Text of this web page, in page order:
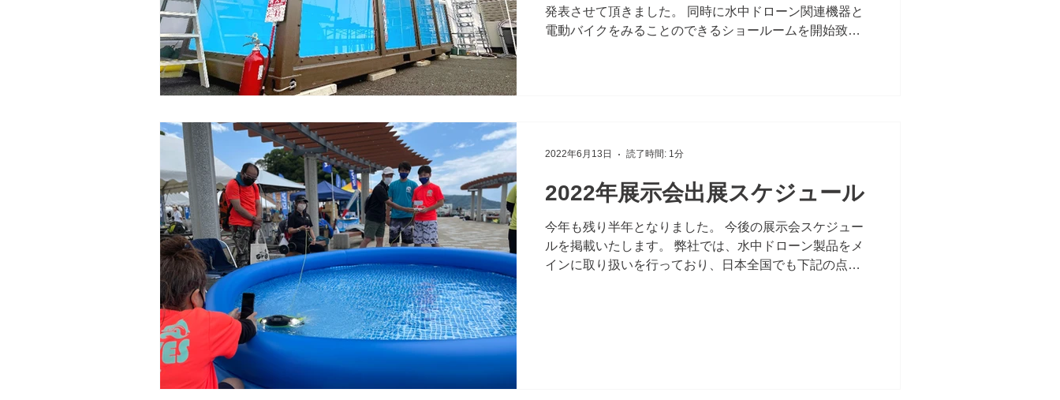
発表させて頂きました。 同時に水中ドローン関連機器と
電動バイクをみることのできるショールームを開始致し
2022年展示会出展スケジュール
今年も残り半年となりました。 今後の展示会スケジュー
ルを掲載いたします。 弊社では、水中ドローン製品をメ
インに取り扱いを行っており、日本全国でも下記の点で
2022年6月13日 読了時間: 1分